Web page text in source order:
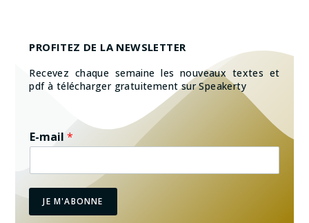
PROFITEZ DE LA NEWSLETTER
Recevez chaque semaine les nouveaux textes et
pdf à télécharger gratuitement sur Speakerty
E-mail*
JE M'ABONNE